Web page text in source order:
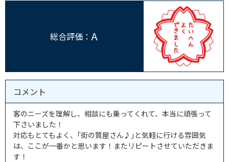
総合評価： A
コメント
客のニーズを理解し、相談にも乗ってくれて、本当に頑張って
下さいました！
対応もとてもよく、｢街の質屋さん♪｣と気軽に行ける雰囲気
は、ここが一番かと思います！またリピートさせていただきま
す！